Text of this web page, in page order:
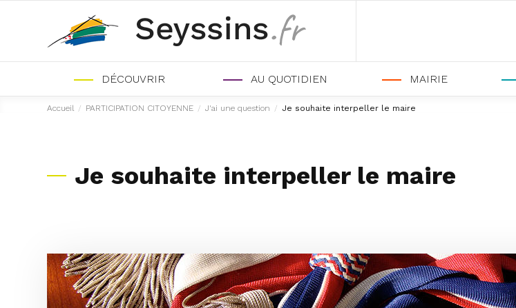
DÉCOUVRIR AU QUOTIDIEN MAIRIE
Accueil / PARTICIPATION CITOYENNE / J'ai une question / Je souhaite interpeller le maire
Je souhaite interpeller le maire